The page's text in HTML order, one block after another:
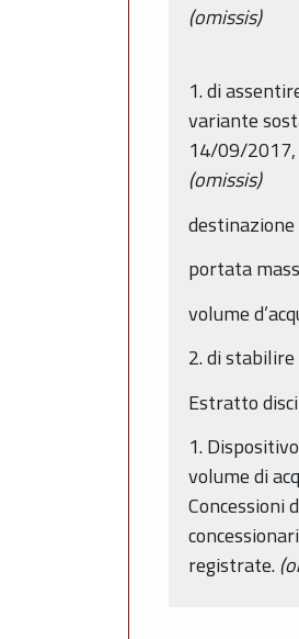
(omissis)
1. di
variante
14/09/2017,
(omissis)
portata
volume
2. di
Estratto
1.
volume di
Concessioni
registrate.